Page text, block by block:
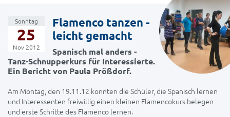
Sonntag
25
Nov 2012
Flamenco tanzen -
leicht gemacht
Spanisch mal anders -
Tanz-Schnupperkurs für Interessierte.
Ein Bericht von Paula Prößdorf.
Am Montag, den 19.11.12 konnten die Schüler, die Spanisch lernen
und Interessenten freiwillig einen kleinen Flamencokurs belegen
und erste Schritte des Flamenco lernen.